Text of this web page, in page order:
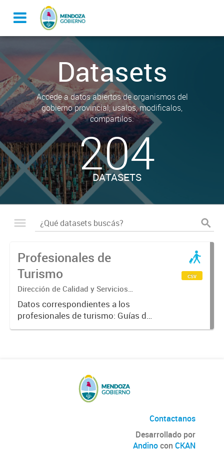
Datasets
Accede a datos abiertos de organismos del
gobierno provincial, usalos, modificalos,
compartilos.
204
DATASETS
Profesionales de
Turismo
Dirección de Calidad y Servicios
Turísticos
Datos correspondientes a los
profesionales de turismo: Guías de
turismo, Técnicos en Turismo,
csv
Contactanos
Desarrollado por
Andinocon CKAN